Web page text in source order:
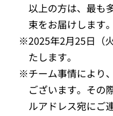
以上の方は、最も
束をお届けします。
※2025年2月25日（
たします。
※チーム事情により
ございます。その
ルアドレス宛にご